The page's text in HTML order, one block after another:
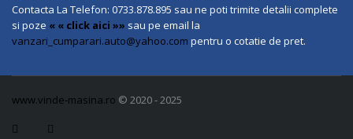
Contacta La Telefon: 0733.878.895 sau ne poti trimite detalii complete
si poze « « click aici »» sau pe email la
vanzari_cumparari.auto@yahoo.com pentru o cotatie de pret.
www.vinde-masina.ro © 2020 - 2025